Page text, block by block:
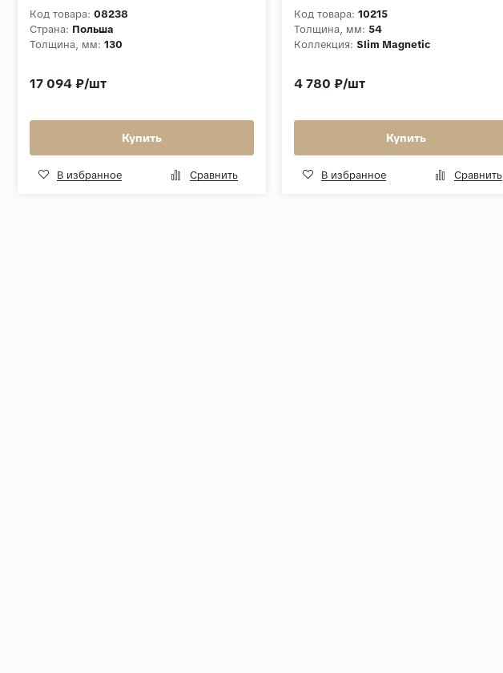
Код товара: 08238
Страна: Польша
Толщина, мм: 130
17 094 ₽/шт
Купить
В избранное Сравнить
Amend (чёрный) 85520/01
Код товара: 10215
Толщина, мм: 54
Коллекция: Slim Magnetic
4 780 ₽/шт
Купить
В избранное Сравнить